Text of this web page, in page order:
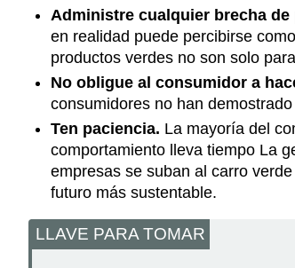
Administre cualquier brecha
en realidad puede percibirse
productos verdes no son solo
No obligue al consumidor a
consumidores no han
Ten paciencia. La mayoría del
comportamiento lleva tiempo La
empresas se suban al carro
futuro más sustentable.
LLAVE PARA TOMAR